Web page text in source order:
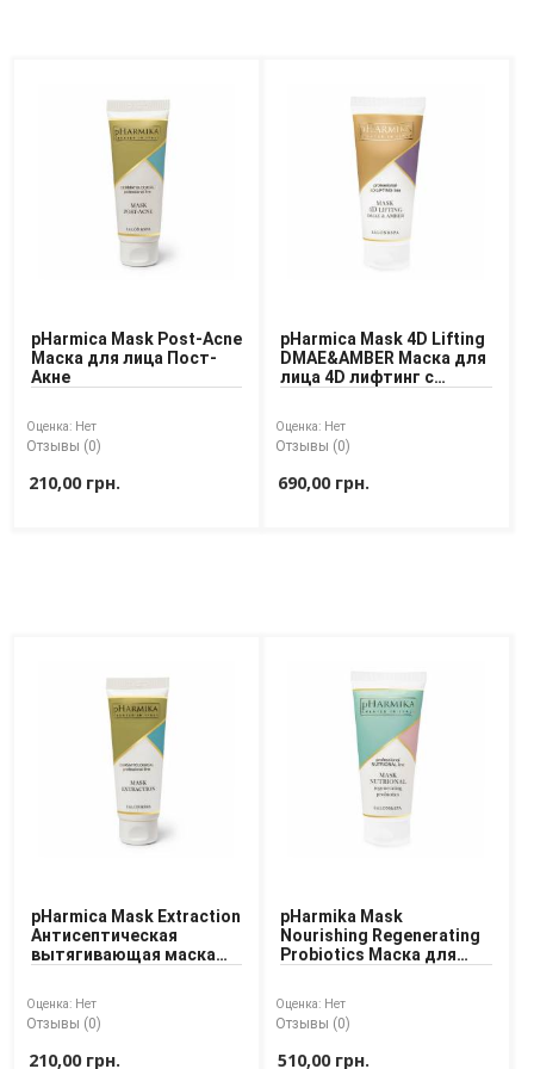
Мужчинам
Для бороды и усов
Наборы косметики для мужчин
Средства для бритья
Уход для лица
Бренды
Каталог
Контакты
pHarmica Mask Post-Acne
Маска для лица Пост-
Акне
Оценка: Нет
Отзывы (0)
210,00 грн.
pHarmica Mask 4D Lifting
DМАЕ&AMBER Маска для
лица 4D лифтинг с
Оценка: Нет
Отзывы (0)
690,00 грн.
pHarmica Mask Extraction
Антисептическая
вытягивающая маска
Оценка: Нет
Отзывы (0)
210,00 грн.
pHarmika Mask
Nourishing Regenerating
Probiotics Маска для
Оценка: Нет
Отзывы (0)
510,00 грн.